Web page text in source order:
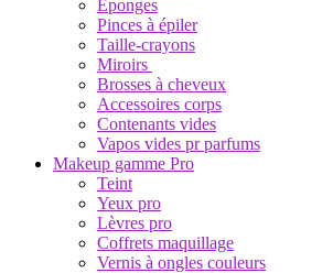
Eponges
Pinces à épiler
Taille-crayons
Miroirs
Brosses à cheveux
Accessoires corps
Contenants vides
Vapos vides pr parfums
Makeup gamme Pro
Teint
Yeux pro
Lèvres pro
Coffrets maquillage
Vernis à ongles couleurs